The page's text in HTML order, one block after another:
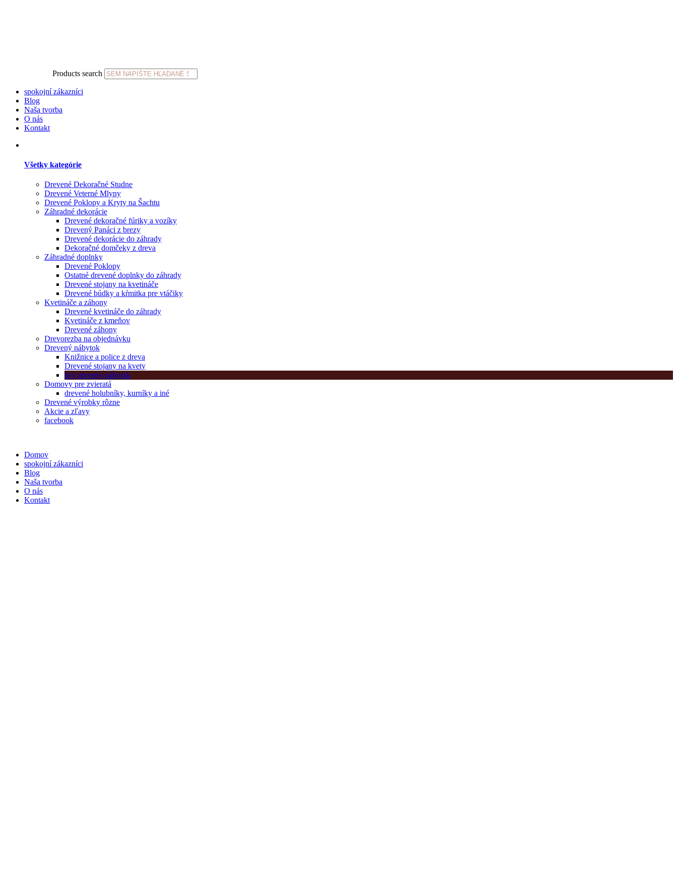
Products search
spokojní zákazníci
Blog
Naša tvorba
O nás
Kontakt
Všetky kategórie
Drevené Dekoračné Studne
Drevené Veterné Mlyny
Drevené Poklopy a Kryty na Šachtu
Záhradné dekorácie
Drevené dekoračné fúriky a vozíky
Drevený Panáci z brezy
Drevené dekorácie do záhrady
Dekoračné domčeky z dreva
Záhradné doplnky
Drevené Poklopy
Ostatné drevené doplnky do záhrady
Drevené stojany na kvetináče
Drevené búdky a kŕmitka pre vtáčiky
Kvetináče a záhony
Drevené kvetináče do záhrady
Kvetináče z kmeňov
Drevené záhony
Drevorezba na objednávku
Drevený nábytok
Knižnice a police z dreva
Drevené stojany na kvety
Iný drevený nábytok
Domovy pre zvieratá
drevené holubníky, kurníky a iné
Drevené výrobky rôzne
Akcie a zľavy
facebook
Domov
spokojní zákazníci
Blog
Naša tvorba
O nás
Kontakt